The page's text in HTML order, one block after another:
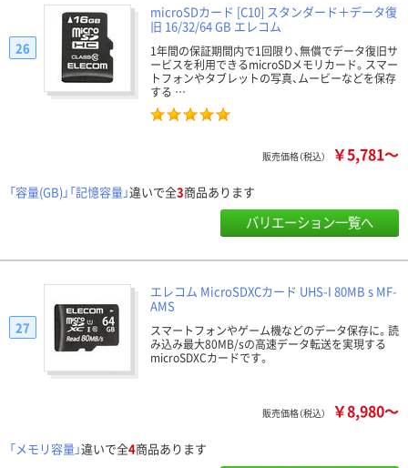
microSDカード [C10] スタンダード＋データ復
旧 16/32/64 GB エレコム
1年間の保証期間内で1回限り、無償でデータ復旧サ
ービスを利用できるmicroSDメモリカード。スマー
トフォンやタブレットの写真、ムービーなどを保存
する …
26
販売価格（税込） ￥5,781～
「容量(GB)」「記憶容量」違いで全3商品あります
バリエーション一覧へ
エレコム MicroSDXCカード UHS-I 80MB s MF-
AMS
スマートフォンやゲーム機などのデータ保存に。読
み込み最大80MB/sの高速データ転送を実現する
microSDXCカードです。
27
販売価格（税込） ￥8,980～
「メモリ容量」違いで全4商品あります